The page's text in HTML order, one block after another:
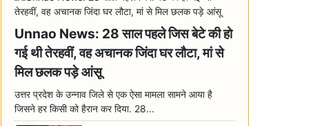
Unnao News: 28 साल पहले जिस बेटे की हो
गई थी तेरहवीं, वह अचानक जिंदा घर लौटा, मां से
मिल छलक पड़े आंसू
उत्तर प्रदेश के उन्नाव जिले से एक ऐसा मामला सामने आया है
जिसने हर किसी को हैरान कर दिया. 28...